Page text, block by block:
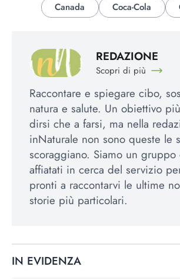
Canada
Coca-Cola
REDAZIONE
Scopri di più
Raccontare e spiegare cibo,
natura e salute. Un obiettivo
dirsi che a farsi, ma nella
inNaturale non sono queste le
scoraggiano. Siamo un
affiatati in cerca del servizio
pronti a raccontarvi le ultime
storie più particolari.
IN EVIDENZA